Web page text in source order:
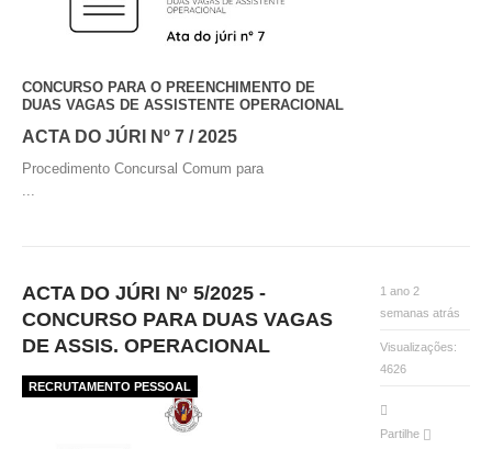
CONCURSO PARA O PREENCHIMENTO DE
DUAS VAGAS DE ASSISTENTE OPERACIONAL
ACTA DO JÚRI Nº 7 / 2025
Procedimento Concursal Comum para
ACTA DO JÚRI Nº 5/2025 -
CONCURSO PARA DUAS VAGAS
DE ASSIS. OPERACIONAL
RECRUTAMENTO PESSOAL
1 ano 2
semanas atrás
Visualizações:
4626
Partilhe